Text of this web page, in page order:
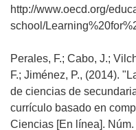
http://www.oecd.org/
school/
Perales, F.; Cabo, J.;
F.; Jiménez, P., (2014).
de ciencias de
currículo basado en
Ciencias [En línea].